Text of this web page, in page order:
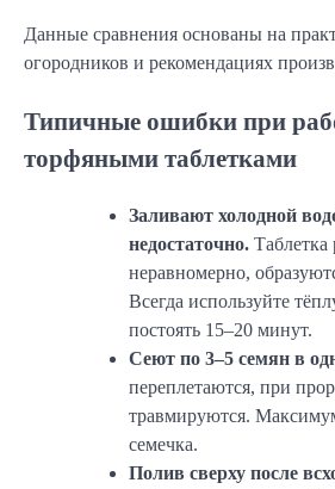
Данные сравнения основаны на
огородников и рекомендациях
Типичные ошибки при
торфяными таблетками
Заливают холодной
недостаточно. Таблетка
неравномерно,
Всегда используйте
постоять 15–20 минут.
Сеют по 3–5 семян в
переплетаются, при
травмируются.
семечка.
Полив сверху после